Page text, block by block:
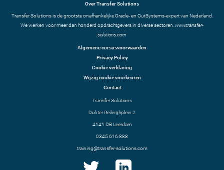
Over Transfer Solutions
Transfer Solutions is de grootste onafhankelijke Oracle- en OutSystems-expert van Nederland.
We werken voor meer dan honderd opdrachtgevers in diverse sectoren.www.transfer-
solutions.com
Algemene cursusvoorwaarden
Privacy Policy
Cookie verklaring
Wijzig cookie voorkeuren
Contact
Transfer Solutions
Dokter Reilinghplein 2
4141 DB Leerdam
0345 616 888
training@transfer-solutions.com